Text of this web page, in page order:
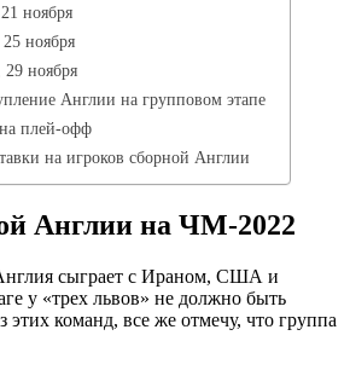
ноября
ноября
ноября
Англии на групповом этапе
плей-офф
на игроков сборной Англии
Англии на ЧМ-2022
сыграет с Ираном, США и
у «трех львов» не должно быть
команд, все же отмечу, что группа